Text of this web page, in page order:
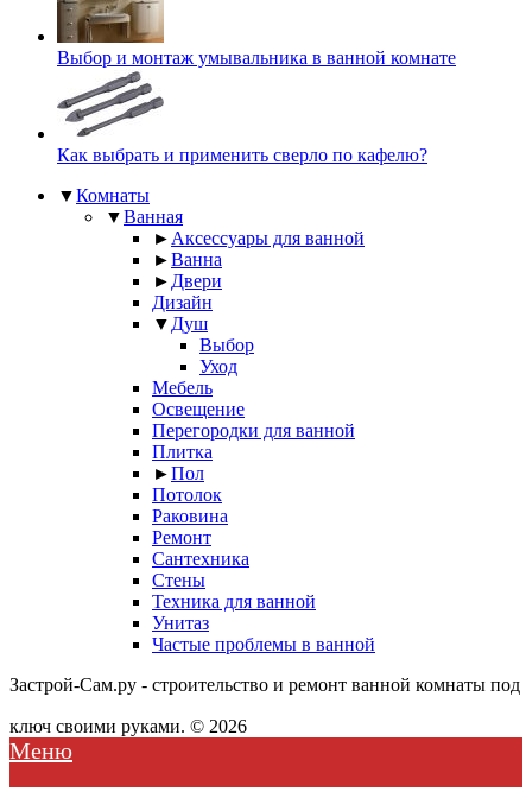
Выбор и монтаж умывальника в ванной комнате
Как выбрать и применить сверло по кафелю?
▼Комнаты
▼Ванная
► Аксессуары для ванной
►Ванна
► Двери
Дизайн
▼ Душ
Выбор
Уход
Мебель
Освещение
Перегородки для ванной
Плитка
►Пол
Потолок
Раковина
Ремонт
Сантехника
Стены
Техника для ванной
Унитаз
Частые проблемы в ванной
Застрой-Сам.ру - строительство и ремонт ванной комнаты под
ключ своими руками. © 2026
Меню